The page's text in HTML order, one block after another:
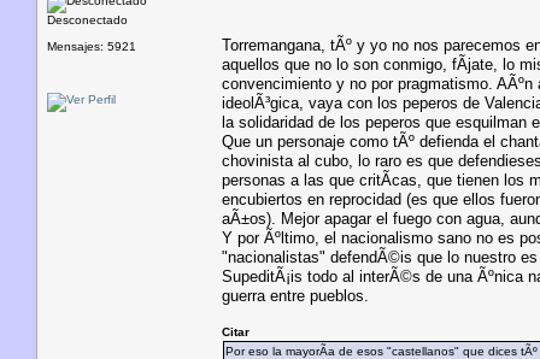
Desconectado
Mensajes: 5921
Torremangana, tÃº y yo no nos parecemos
aquellos que no lo son conmigo, fÃ­jate, lo
convencimiento y no por pragmatismo.
ideolÃ³gica, vaya con los peperos de
la solidaridad de los peperos que esquilman
Que un personaje como tÃº defienda el
chovinista al cubo, lo raro es que
personas a las que critÃ­cas, que tienen los
encubiertos en reprocidad (es que ellos
aÃ±os). Mejor apagar el fuego con agua,
Y por Ãºltimo, el nacionalismo sano no es
"nacionalistas" defendÃ©is que lo nuestro
SupeditÃ¡is todo al interÃ©s de una Ãºnica
guerra entre pueblos.
Citar
Por eso la mayorÃ­a de esos "castellanos" que dices